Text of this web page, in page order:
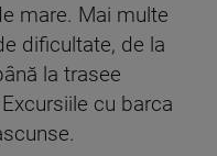
mare. Mai multe
dificultate, de la
la trasee
cu barca